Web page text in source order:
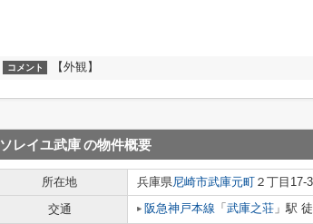
コメント 【外観】
ソレイユ武庫の物件概要
所在地 兵庫県尼崎市武庫元町 ２丁目17-3
交通
阪急神戸本線 「 武庫之荘 」駅